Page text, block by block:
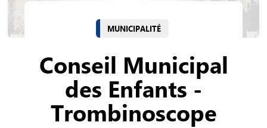
MUNICIPALITÉ
Conseil Municipal
des Enfants -
Trombinoscope